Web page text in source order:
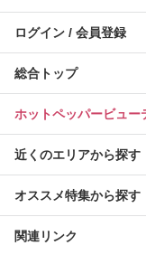
ログイン / 会員登録
総合トップ
ホットペッパービュ
近くのエリアから探す
オススメ特集から探す
関連リンク